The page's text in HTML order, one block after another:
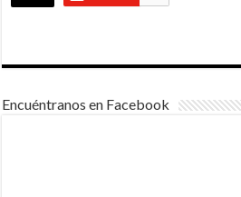
Encuéntranos en Facebook